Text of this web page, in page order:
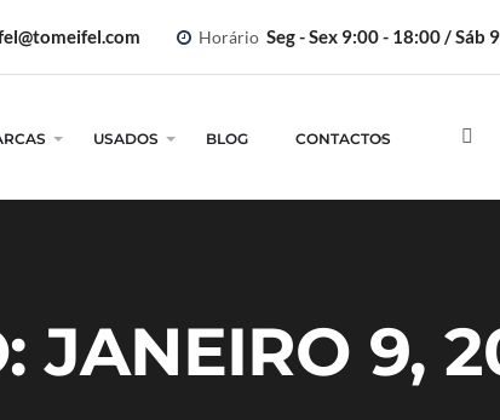
Horário Seg - Sex 9:00 - 18:00 / Sáb
USADOS BLOG CONTACTOS
JANEIRO 9,